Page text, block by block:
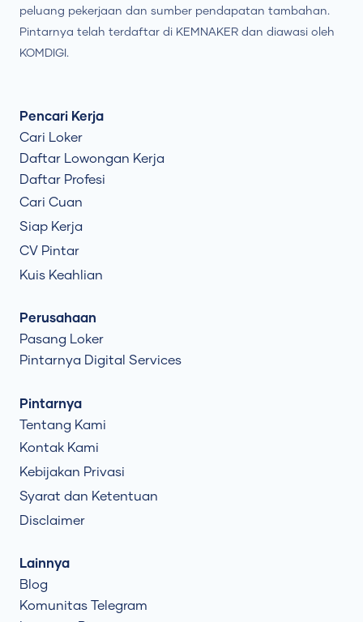
peluang pekerjaan dan sumber pendapatan tambahan.
Pintarnya telah terdaftar di KEMNAKER dan diawasi oleh
KOMDIGI.
Pencari Kerja
Cari Loker
Daftar Lowongan Kerja
Daftar Profesi
Cari Cuan
Siap Kerja
CV Pintar
Kuis Keahlian
Perusahaan
Pasang Loker
Pintarnya Digital Services
Pintarnya
Tentang Kami
Kontak Kami
Kebijakan Privasi
Syarat dan Ketentuan
Disclaimer
Lainnya
Blog
Komunitas Telegram